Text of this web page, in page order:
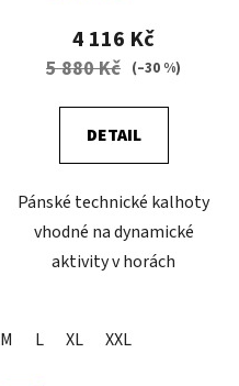
4 116 Kč
5 880 Kč (–30 %)
DETAIL
Pánské technické kalhoty
vhodné na dynamické
aktivity v horách
M L XL XXL